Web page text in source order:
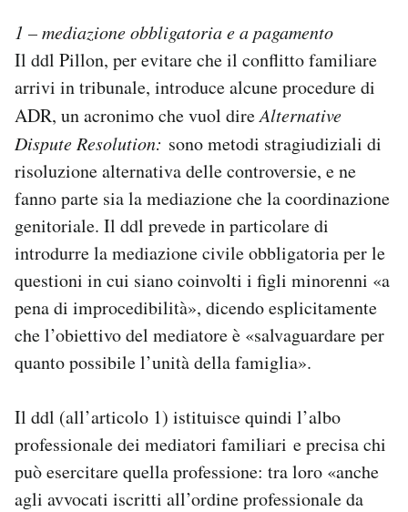
1 – mediazione obbligatoria e a pagamento
Il ddl Pillon, per evitare che il conflitto familiare
arrivi in tribunale, introduce alcune procedure di
ADR, un acronimo che vuol direAlternative
Dispute Resolution: sono metodi stragiudiziali di
risoluzione alternativa delle controversie, e ne
fanno parte sia la mediazione che la coordinazione
genitoriale. Il ddl prevede in particolare di
introdurre la mediazione civile obbligatoria per le
questioni in cui siano coinvolti i figli minorenni «a
pena di improcedibilità», dicendo esplicitamente
che l’obiettivo del mediatore è «salvaguardare per
quanto possibile l’unità della famiglia».
Il ddl (all’articolo 1) istituisce quindi l’albo
professionale dei mediatori familiari e precisa chi
può esercitare quella professione: tra loro «anche
agli avvocati iscritti all’ordine professionale da